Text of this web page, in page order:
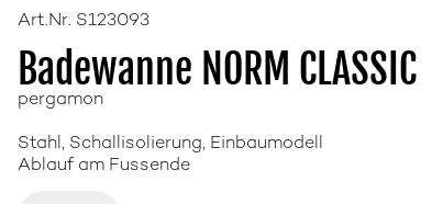
Art.Nr. S123093
Badewanne NORM CLASSIC
pergamon
Stahl, Schallisolierung, Einbaumodell
Ablauf am Fussende